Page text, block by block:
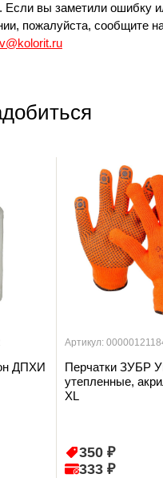
Если вы заметили ошибку
пожалуйста, сообщите
ДПХИ
Артикул:
Перчатки ЗУБР
утепленные,
XL
350 ₽
333 ₽